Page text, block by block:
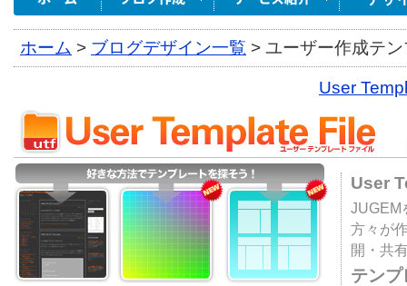
ホーム > ブログデザイン一覧 > ユーザー作成テ
User
User
JUGEM
方々が
開・共
テン